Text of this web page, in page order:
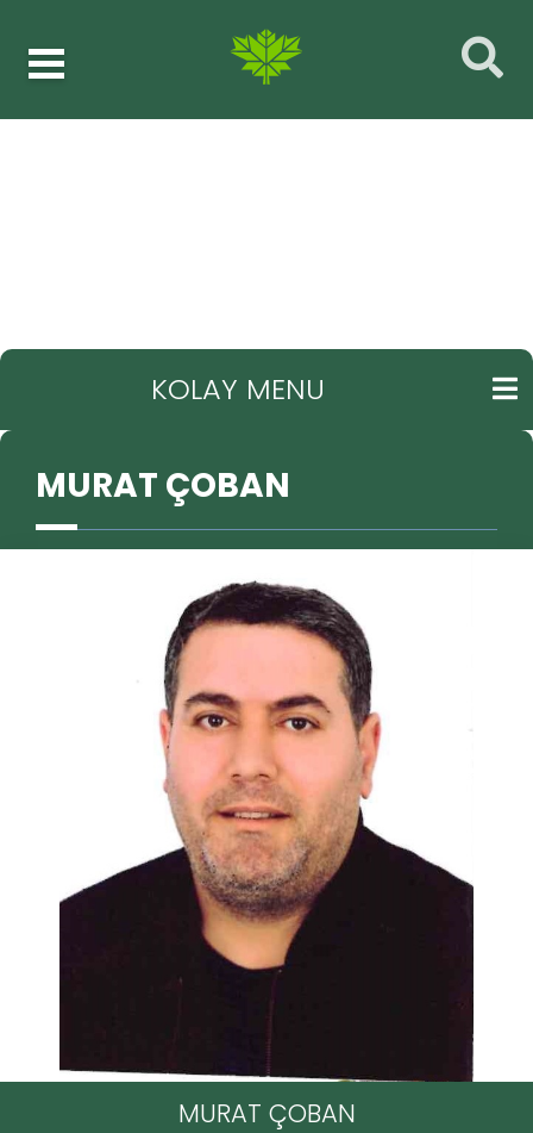
KOLAY MENU
MURAT ÇOBAN
MURAT ÇOBAN